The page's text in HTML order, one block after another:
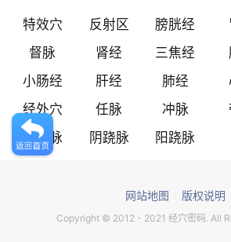
《中国针灸学》后发际正中直
【穴位解剖】在项韧带和项肌
韧带和脊髓；有枕动、静脉分
丛；布有第三颈神经和枕大神经
特效穴 反射区 膀胱经
督脉
肾经 三焦经
小肠经
肝经 肺经
经外穴
任脉 冲脉
阴维脉
阴跷脉 阳跷脉
网站地图 版权说明
Copyright © 2012 - 2021 经穴密码. All